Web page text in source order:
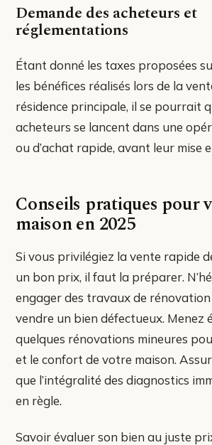
Demande des acheteurs et
réglementations
Étant donné les taxes proposées
les bénéfices réalisés lors de la
résidence principale, il se pourrait
acheteurs se lancent dans une
ou d’achat rapide, avant leur mise
Conseils pratiques pour
maison en 2025
Si vous privilégiez la vente rapide
un bon prix, il faut la préparer.
engager des travaux de
vendre un bien défectueux. Menez
quelques rénovations mineures
et le confort de votre maison.
que l’intégralité des diagnostics
en règle.
Savoir évaluer son bien au juste